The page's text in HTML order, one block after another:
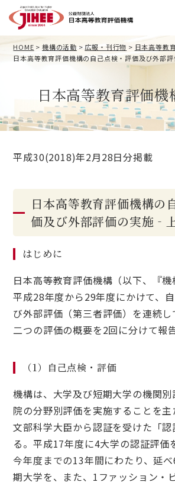
HOME >機構の活動 > 広報・刊行物 > 日本高等教
日本高等教育評価機構の自己点検・評価及び外部
日本高等教育評価機
平成30(2018)年2月28日分掲載
日本高等教育評価機構の
価及び外部評価の実施‐
はじめに
日本高等教育評価機構（以下、『機
平成28年度から29年度にかけて、
び外部評価（第三者評価）を連続
二つの評価の概要を2回に分けて報
（1）自己点検・評価
機構は、大学及び短期大学の機関
院の分野別評価を実施することを主
文部科学大臣から認証を受けた「
る。平成17年度に4大学の認証評価
今年度までの13年間にわたり、延
期大学を、また、1ファッション・